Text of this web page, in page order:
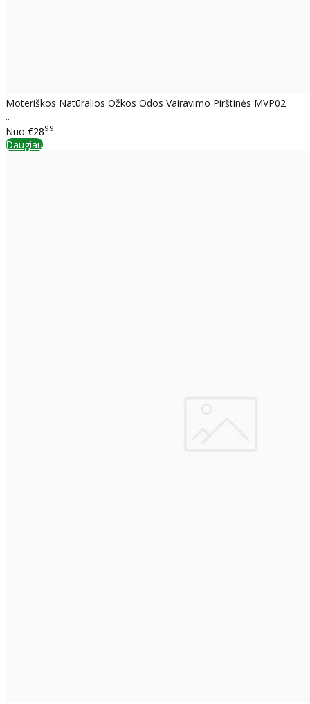
Moteriškos Natūralios Ožkos Odos Vairavimo Pirštinės MVP02
..
Nuo €2899
Daugiau